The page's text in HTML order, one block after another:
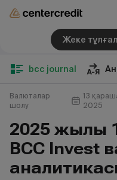
Жеке
bcc journal
Валюталар
шолу
13
2025
2025 жылғы
BCC Invest